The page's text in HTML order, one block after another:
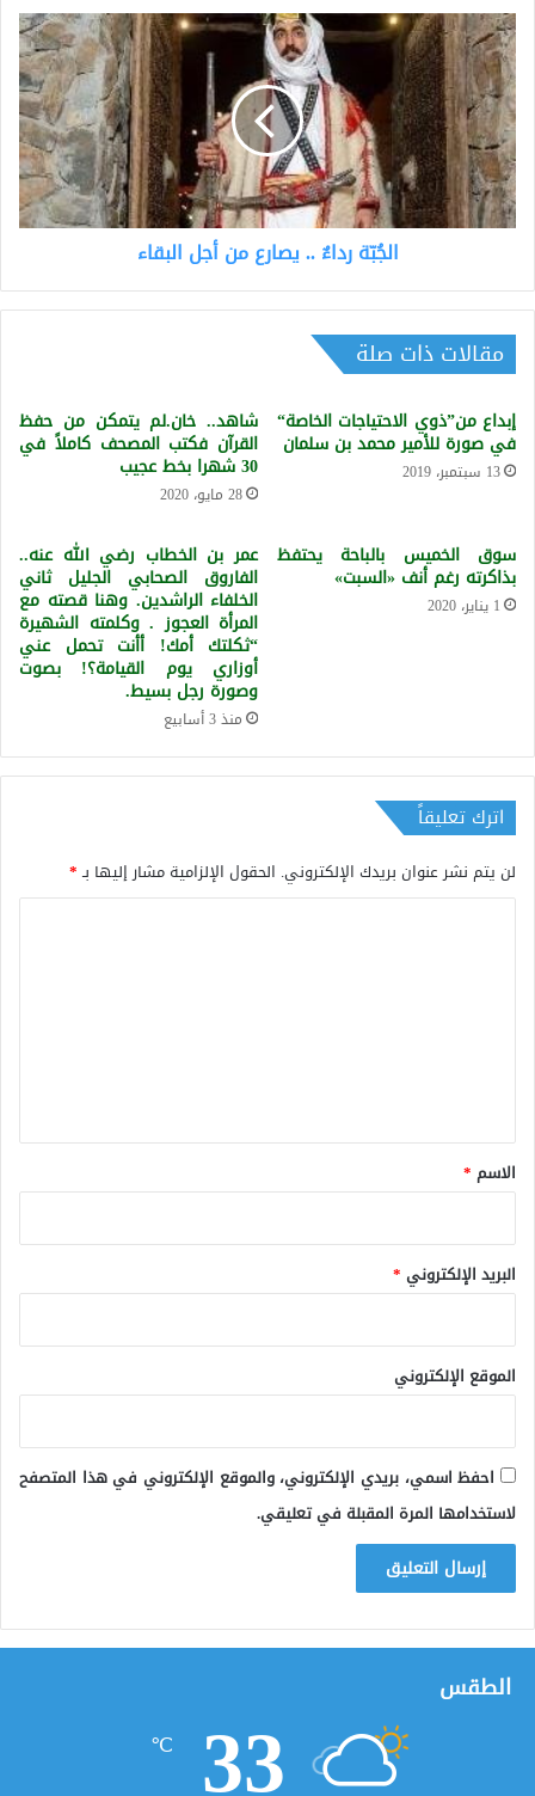
بصوت
المتألق.غريد
جازان
الجُبّة
رداءٌ
..
يصارع
من
أجل
البقاء
الجُبّة رداءٌ .. يصارع من أجل البقاء
مقالات ذات صلة
إبداع من”ذوي الاحتياجات الخاصة“
في صورة للأمير محمد بن سلمان
13 سبتمبر، 2019
شاهد.. خان.لم يتمكن من حفظ
القرآن فكتب المصحف كاملاً في
30 شهرا بخط عجيب
28 مايو، 2020
سوق الخميس بالباحة يحتفظ
بذاكرته رغم أنف «السبت»
1 يناير، 2020
عمر بن الخطاب رضي الله عنه..
الفاروق الصحابي الجليل ثاني
الخلفاء الراشدين. وهنا قصته مع
المرأة العجوز . وكلمته الشهيرة
“ثكلتك أمك! أأنت تحمل عني
أوزاري يوم القيامة؟! بصوت
وصورة رجل بسيط.
منذ 3 أسابيع
اترك تعليقاً
لن يتم نشر عنوان بريدك الإلكتروني. الحقول الإلزامية مشار إليها بـ*
*
الاسم *
البريد الإلكتروني *
الموقع الإلكتروني
احفظ اسمي، بريدي الإلكتروني، والموقع الإلكتروني في هذا المتصفح
لاستخدامها المرة المقبلة في تعليقي.
الطقس 33
℃